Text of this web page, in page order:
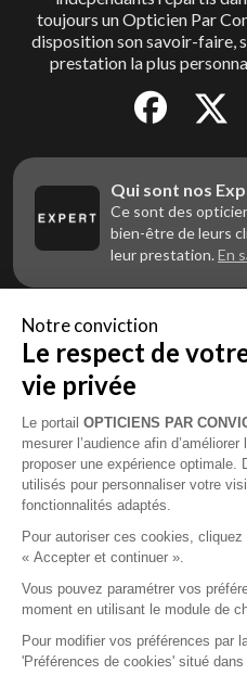
toujours un Opticien Par
disposition son savoir-faire,
prestation la plus
Qui sont nos
Ce sont des
bien-être de leurs
leur prestation. En
Vous êtes un
vous souhaitez
Contactez Alliance
Notre conviction
Le respect de
vie privée
Le portail OPTICIENS PAR
mesurer l’audience afin
proposer une expérience optimale.
utilisés pour personnaliser votre
fonctionnalités adaptés.
Pour autoriser ces cookies,
« Accepter et continuer ».
Vous pouvez paramétrer vos
moment en utilisant le module de
Pour modifier vos préférences par
'Préférences de cookies' situé dans